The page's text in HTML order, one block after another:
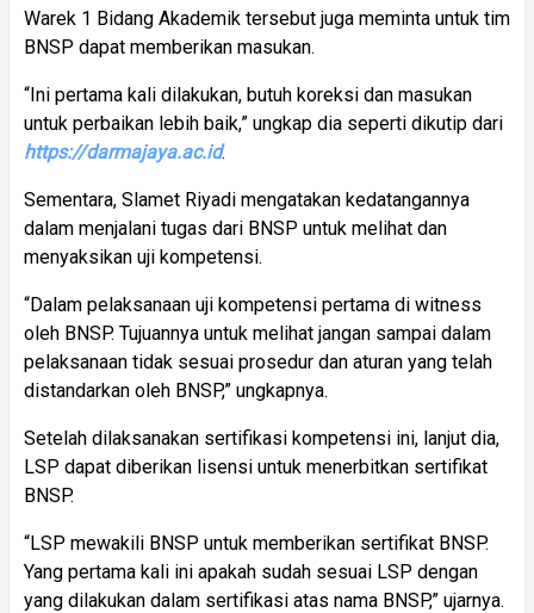
Warek 1 Bidang Akademik tersebut juga meminta untuk tim
BNSP dapat memberikan masukan.
“Ini pertama kali dilakukan, butuh koreksi dan masukan
untuk perbaikan lebih baik,” ungkap dia seperti dikutip dari
https://darmajaya.ac.id.
Sementara, Slamet Riyadi mengatakan kedatangannya
dalam menjalani tugas dari BNSP untuk melihat dan
menyaksikan uji kompetensi.
“Dalam pelaksanaan uji kompetensi pertama di witness
oleh BNSP. Tujuannya untuk melihat jangan sampai dalam
pelaksanaan tidak sesuai prosedur dan aturan yang telah
distandarkan oleh BNSP,” ungkapnya.
Setelah dilaksanakan sertifikasi kompetensi ini, lanjut dia,
LSP dapat diberikan lisensi untuk menerbitkan sertifikat
BNSP.
“LSP mewakili BNSP untuk memberikan sertifikat BNSP.
Yang pertama kali ini apakah sudah sesuai LSP dengan
yang dilakukan dalam sertifikasi atas nama BNSP,” ujarnya.